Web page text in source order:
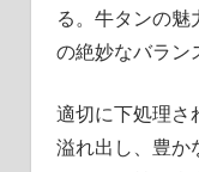
る。牛タンの魅
の絶妙なバラン
適切に下処理さ
溢れ出し、豊か